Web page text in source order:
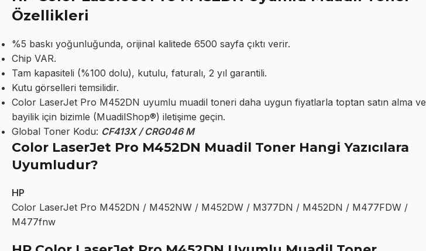
Özellikleri
%5 baskı yoğunluğunda, orijinal kalitede 6500 sayfa çıktı verir.
Chip VAR.
Tam kapasiteli (%100 dolu), kutulu, faturalı, 2 yıl garantili.
Kutu görselleri temsilidir.
Color LaserJet Pro M452DN uyumlu muadil toneri daha uygun fiyatlarla toptan satın alma ve
bayilik için bizimle (MuadilShop®) iletişime geçin.
Global Toner Kodu: CF413X / CRG046 M
Color LaserJet Pro M452DN Muadil Toner Hangi Yazıcılara
Uyumludur?
HP
Color LaserJet Pro M452DN / M452NW / M452DW / M377DN / M452DN / M477FDW /
M477fnw